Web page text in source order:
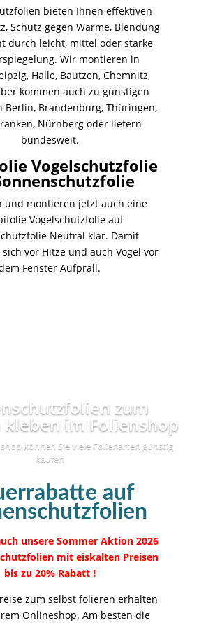
bieten Ihnen effektiven
Schutz gegen Wärme, Blendung
durch leicht, mittel oder starke
Wir montieren in
Halle, Bautzen, Chemnitz,
kommen auch zu günstigen
Berlin, Brandenburg, Thüringen,
Nürnberg oder liefern
bundesweit.
Vogelschutzfolie
und montieren jetzt auch eine
Vogelschutzfolie auf
Neutral klar. Damit
vor Hitze und auch Vögel vor
Fenster Aufprall.
zum
im Folienshop
können Sie viele Folienarten günstig
kaufen
auf
unsere Sommer Aktion 2026
mit eiskalten Preisen
bis zu 20% Rabatt !
zum selbst folieren erhalten
Onlineshop. Am besten die